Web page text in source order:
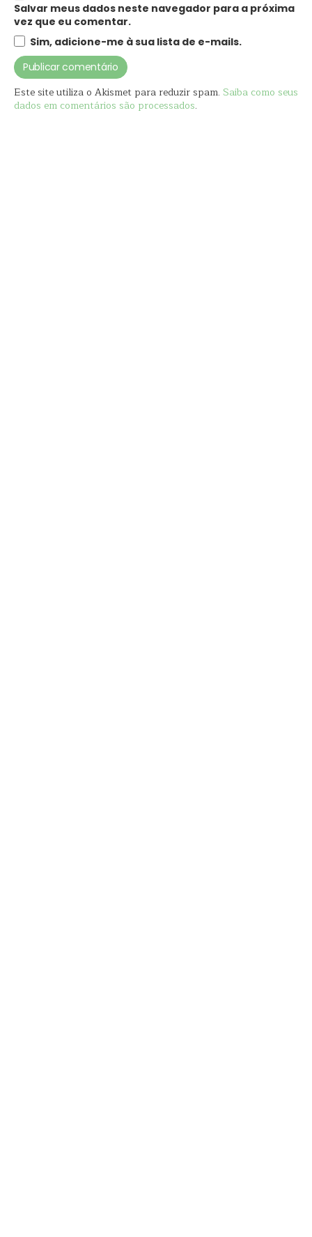
Salvar meus dados neste navegador para a próxima
vez que eu comentar.
Sim, adicione-me à sua lista de e-mails.
Este site utiliza o Akismet para reduzir spam. Saiba como seus
dados em comentários são processados.